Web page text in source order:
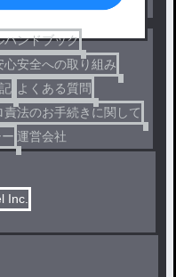
ハンドブック
心安全への取り組み
よくある質問
責法のお手続きに関して
運営会社
Inc.